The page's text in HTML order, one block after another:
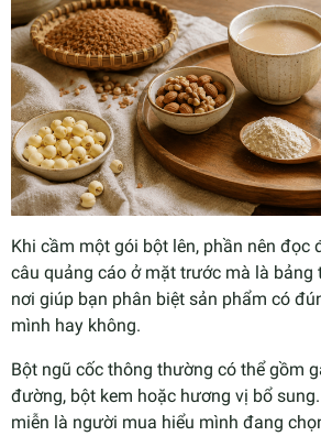
Khi cầm một gói bột lên, phần nên đọc
câu quảng cáo ở mặt trước mà là bảng
nơi giúp bạn phân biệt sản phẩm có
mình hay không.
Bột ngũ cốc thông thường có thể gồm
đường, bột kem hoặc hương vị bổ
miễn là người mua hiểu mình đang